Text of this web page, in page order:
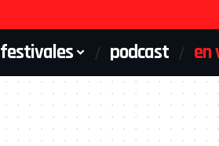
festivales podcast en